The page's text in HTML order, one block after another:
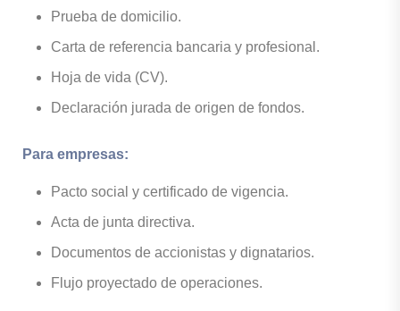
Prueba de domicilio.
Carta de referencia bancaria y profesional.
Hoja de vida (CV).
Declaración jurada de origen de fondos.
Para empresas:
Pacto social y certificado de vigencia.
Acta de junta directiva.
Documentos de accionistas y dignatarios.
Flujo proyectado de operaciones.